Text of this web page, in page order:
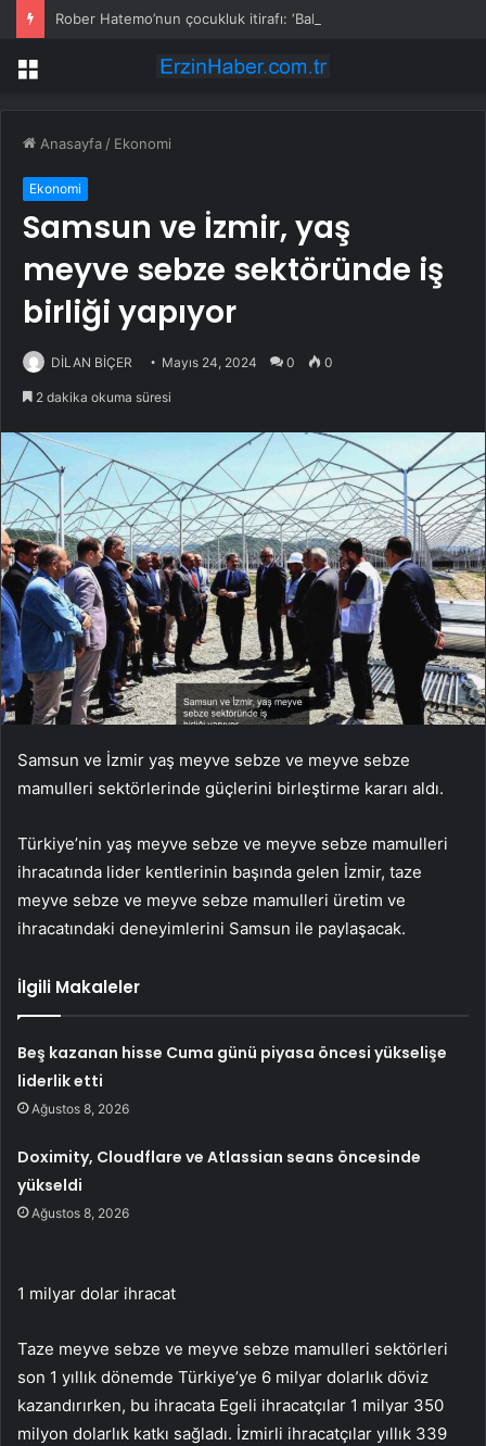
Menü
Anasayfa / Ekonomi
Ekonomi
Samsun ve İzmir, yaş
meyve sebze sektöründe iş
birliği yapıyor
DİLAN BİÇER Mayıs 24, 2024 0 0
2 dakika okuma süresi
Samsun ve İzmir yaş meyve sebze ve meyve sebze
mamulleri sektörlerinde güçlerini birleştirme kararı aldı.
Türkiye’nin yaş meyve sebze ve meyve sebze mamulleri
ihracatında lider kentlerinin başında gelen İzmir, taze
meyve sebze ve meyve sebze mamulleri üretim ve
ihracatındaki deneyimlerini Samsun ile paylaşacak.
İlgili Makaleler
Beş kazanan hisse Cuma günü piyasa öncesi yükselişe
liderlik etti
Ağustos 8, 2026
Doximity, Cloudflare ve Atlassian seans öncesinde
yükseldi
Ağustos 8, 2026
1 milyar dolar ihracat
Taze meyve sebze ve meyve sebze mamulleri sektörleri
son 1 yıllık dönemde Türkiye’ye 6 milyar dolarlık döviz
kazandırırken, bu ihracata Egeli ihracatçılar 1 milyar 350
milyon dolarlık katkı sağladı. İzmirli ihracatçılar yıllık 339